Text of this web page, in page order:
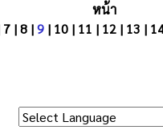
หน้า
7|8|9| 10| 11 | 12| 13 |